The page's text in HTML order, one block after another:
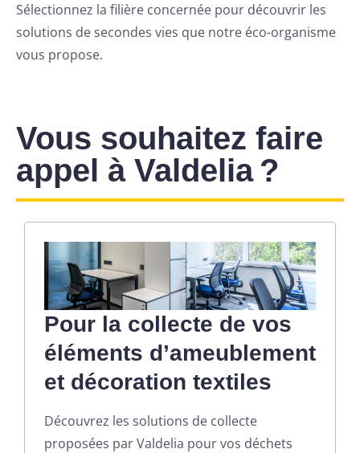
Sélectionnez la filière concernée pour découvrir les
solutions de secondes vies que notre éco-organisme
vous propose.
Vous souhaitez faire
appel à Valdelia ?
Pour la collecte de vos
éléments d’ameublement
et décoration textiles
Découvrez les solutions de collecte
proposées par Valdelia pour vos déchets